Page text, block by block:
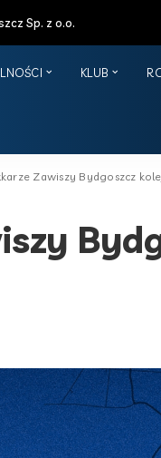
Sp. z o.o.
KLUB
Zawiszy Bydgoszcz